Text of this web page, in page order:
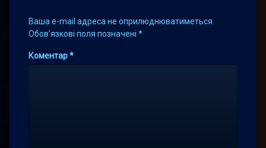
Ваша e-mail адреса не оприлюднюватиметься.
Обов’язкові поля позначені *
Коментар*